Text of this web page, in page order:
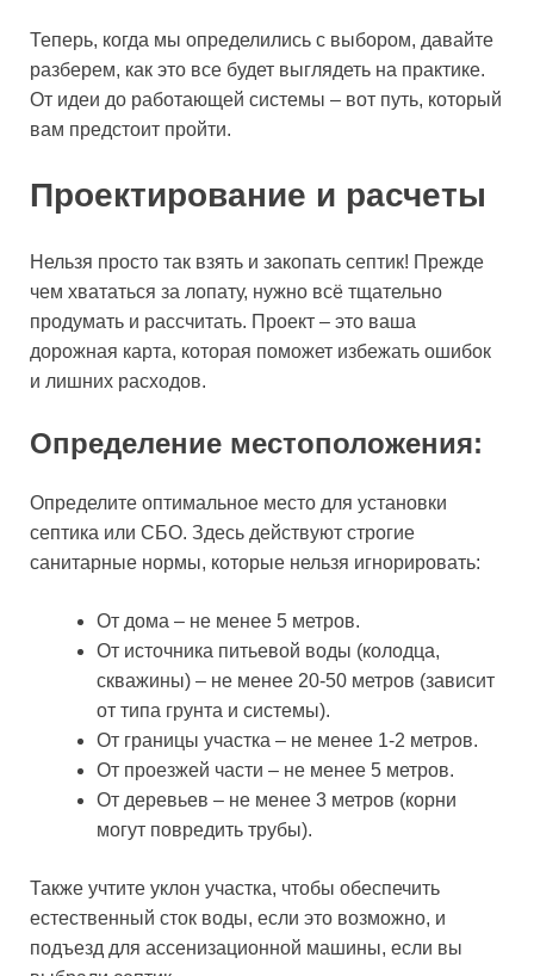
Теперь, когда мы определились с выбором, давайте
разберем, как это все будет выглядеть на практике.
От идеи до работающей системы – вот путь, который
вам предстоит пройти.
Проектирование и расчеты
Нельзя просто так взять и закопать септик! Прежде
чем хвататься за лопату, нужно всё тщательно
продумать и рассчитать. Проект – это ваша
дорожная карта, которая поможет избежать ошибок
и лишних расходов.
Определение местоположения:
Определите оптимальное место для установки
септика или СБО. Здесь действуют строгие
санитарные нормы, которые нельзя игнорировать:
От дома – не менее 5 метров.
От источника питьевой воды (колодца,
скважины) – не менее 20-50 метров (зависит
от типа грунта и системы).
От границы участка – не менее 1-2 метров.
От проезжей части – не менее 5 метров.
От деревьев – не менее 3 метров (корни
могут повредить трубы).
Также учтите уклон участка, чтобы обеспечить
естественный сток воды, если это возможно, и
подъезд для ассенизационной машины, если вы